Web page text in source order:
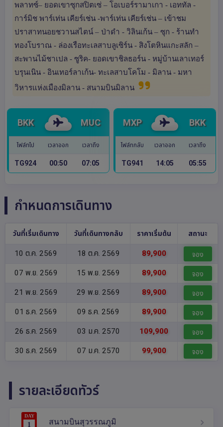
พลาทซ์– ยอดเขาซุกสปิตเซ่ – โอเบอร์รามาเกา - เอททัล -
การ์มิช พาร์เท่น เคียร์เช่น -พาร์เท่น เคียร์เช่น – เข้าชม
ปราสาทนอยชวานสไตน์ – ป่าดำ - วิลินเก้น – ซุก - ร้านทำ
ทองโบราณ - ล่องเรือทะเลสาบลูเซิร์น - สิงโตหินแกะสลัก –
สะพานไม้ชาเปล - ซูริค- ยอดเขาชิลธอร์น - หมู่บ้านเลาเทอร์
บรุนเนิน - อินเทอร์ลาเก้น- ทะเลสาบโคโม - มิลาน - มหา
วิหารแห่งเมืองมิลาน - สนามบินมิลาน
BKK MUC
ไฟล์ทไป เวลาออก เวลาถึง
TG924 00:50 07:05
MXP BKK
ไฟล์ทกลับ เวลาออก เวลาถึง
TG941 14:05 05:55
กำหนดการเดินทาง
วันที่เริ่มเดินทาง วันที่เดินทางกลับ ราคาเริ่มต้น สถานะ
10 ต.ค. 2569 18 ต.ค. 2569 89,900 จอง
07 พ.ย. 2569 15 พ.ย. 2569 89,900 จอง
21 พ.ย. 2569 29 พ.ย. 2569 89,900 จอง
01 ธ.ค. 2569 09 ธ.ค. 2569 89,900 จอง
26 ธ.ค. 2569 03 ม.ค. 2570 109,900 จอง
30 ธ.ค. 2569 07 ม.ค. 2570 99,900 จอง
รายละเอียดทัวร์
DAY
1 สนามบินสุวรรณภูมิ